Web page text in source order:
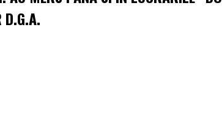
D.G.A.